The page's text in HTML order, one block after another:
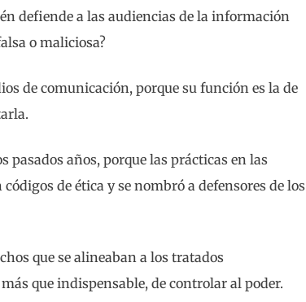
defiende a las audiencias de la información
o maliciosa?
de comunicación, porque su función es la de
pasados años, porque las prácticas en las
de ética y se nombró a defensores de los
que se alineaban a los tratados
que indispensable, de controlar al poder.